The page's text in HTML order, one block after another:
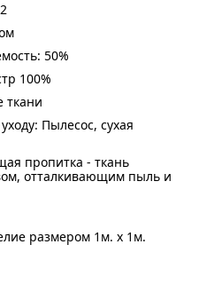
50%
100%
ткани
Пылесос, сухая
пропитка - ткань
отталкивающим пыль и
размером 1м. x 1м.